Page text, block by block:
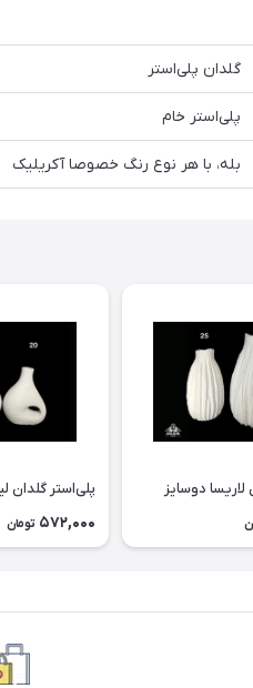
گلدان پلی‌استر
پلی‌استر خام
بله، با هر نوع رنگ خصوصا آکریلیک
لاريسا دوسايز پلی‌استر گلدان
572,000 تومان